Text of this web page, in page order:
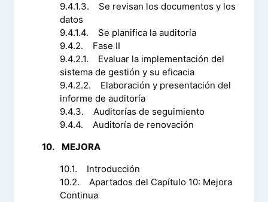
9.4.1.3. Se revisan los documentos y los
datos
9.4.1.4. Se planifica la auditoría
9.4.2. Fase II
9.4.2.1. Evaluar la implementación del
sistema de gestión y su eficacia
9.4.2.2. Elaboración y presentación del
informe de auditoría
9.4.3. Auditorías de seguimiento
9.4.4. Auditoría de renovación
10. MEJORA
10.1. Introducción
10.2. Apartados del Capítulo 10: Mejora
Continua